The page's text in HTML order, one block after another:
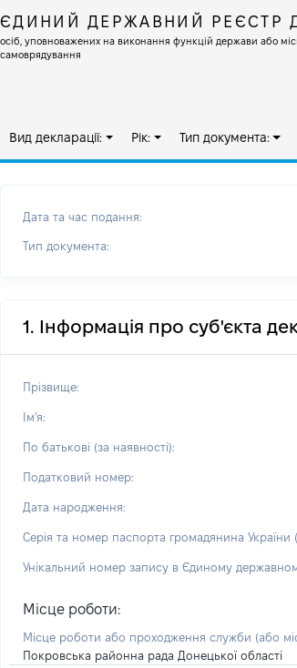
ЄДИНИЙ ДЕРЖАВНИЙ РЕЄСТР
осіб, уповноважених на виконання функцій держави або
самоврядування
Вид декларації: Рік: Тип документа:
Дата та час подання:
Тип документа:
1. Інформація про суб'єкта
Прізвище:
Ім'я:
По батькові (за наявності):
Податковий номер:
Дата народження:
Серія та номер паспорта громадянина України
Унікальний номер запису в Єдиному
Місце роботи:
Місце роботи або проходження служби (або
Покровська районна рада Донецької області